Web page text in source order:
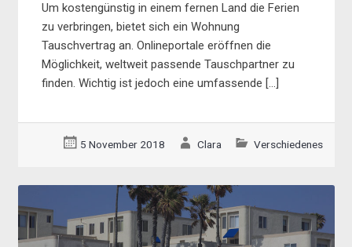
Um kostengünstig in einem fernen Land die Ferien
zu verbringen, bietet sich ein Wohnung
Tauschvertrag an. Onlineportale eröffnen die
Möglichkeit, weltweit passende Tauschpartner zu
finden. Wichtig ist jedoch eine umfassende […]
5 November 2018 Clara Verschiedenes